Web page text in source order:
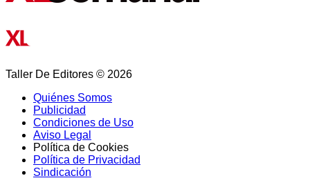
Taller De Editores © 2026
Quiénes Somos
Publicidad
Condiciones de Uso
Aviso Legal
Política de Cookies
Política de Privacidad
Sindicación